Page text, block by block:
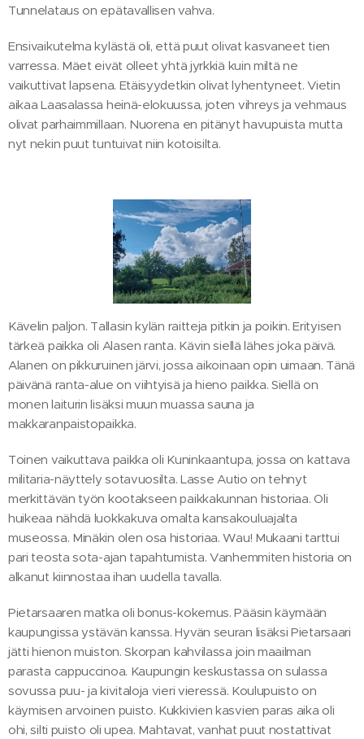
Tunnelataus on epätavallisen vahva.
Ensivaikutelma kylästä oli, että puut olivat kasvaneet tien
varressa. Mäet eivät olleet yhtä jyrkkiä kuin miltä ne
vaikuttivat lapsena. Etäisyydetkin olivat lyhentyneet. Vietin
aikaa Laasalassa heinä-elokuussa, joten vihreys ja vehmaus
olivat parhaimmillaan. Nuorena en pitänyt havupuista mutta
nyt nekin puut tuntuivat niin kotoisilta.
Kävelin paljon. Tallasin kylän raitteja pitkin ja poikin. Erityisen
tärkeä paikka oli Alasen ranta. Kävin siellä lähes joka päivä.
Alanen on pikkuruinen järvi, jossa aikoinaan opin uimaan. Tänä
päivänä ranta-alue on viihtyisä ja hieno paikka. Siellä on
monen laiturin lisäksi muun muassa sauna ja
makkaranpaistopaikka.
Toinen vaikuttava paikka oli Kuninkaantupa, jossa on kattava
militaria-näyttely sotavuosilta. Lasse Autio on tehnyt
merkittävän työn kootakseen paikkakunnan historiaa. Oli
huikeaa nähdä luokkakuva omalta kansakouluajalta
museossa. Minäkin olen osa historiaa. Wau! Mukaani tarttui
pari teosta sota-ajan tapahtumista. Vanhemmiten historia on
alkanut kiinnostaa ihan uudella tavalla.
Pietarsaaren matka oli bonus-kokemus. Pääsin käymään
kaupungissa ystävän kanssa. Hyvän seuran lisäksi Pietarsaari
jätti hienon muiston. Skorpan kahvilassa join maailman
parasta cappuccinoa. Kaupungin keskustassa on sulassa
sovussa puu- ja kivitaloja vieri vieressä. Koulupuisto on
käymisen arvoinen puisto. Kukkivien kasvien paras aika oli
ohi, silti puisto oli upea. Mahtavat, vanhat puut nostattivat